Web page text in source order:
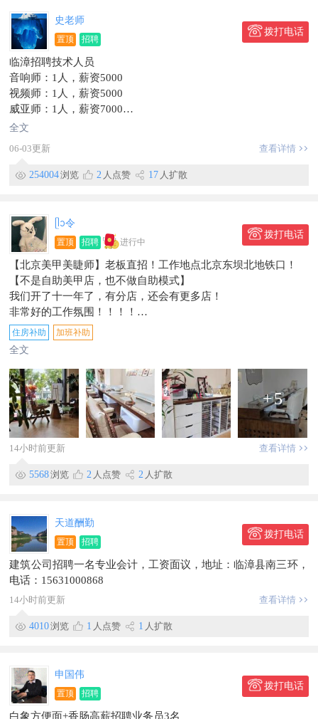
✅缴纳五险
✅薪资福利优厚，综合薪资4000+
✅免费学习会计专业知识，技能提升快
✅办公环境舒适，团队氛围好
欢迎咨询：
📱15003301170同微
📍地址：临漳县三环第二中西行100米路北笨鸟邦
史老师
置顶 招聘
拨打电话
临漳招聘技术人员
音响师：1人，薪资5000
视频师：1人，薪资5000
威亚师：1人，薪资7000
道具师：1人，薪资4000
机械控台：1人，薪资7000
特效控台：1人，薪资6000
要求有相关工作经验，能服从现场安排。
全文
06-03更新
查看详情
254004浏览 2 人点赞 17 人扩散
ᥫᩣ令
置顶 招聘 进行中
拨打电话
【北京美甲美睫师】老板直招！工作地点北京东坝北地铁口！
【不是自助美甲店，也不做自助模式】
我们开了十一年了，有分店，还会有更多店！
非常好的工作氛围！！！！
【岗位职责】
-负责美甲、美睫及彩绘服务，提供专业护理与设计；
-协助开展美甲美睫授课，指导新人成长；
-积极参与销售工作，提升客户消费体验与会员转化。
【职位要求】
-1-3年美甲/美睫相关经验，有授课或团队管理经验者优先；
-具备良好服务意识与沟通能力，能适应倒班工作制。
【工作时间】
倒班制，具体班次面议。
-提成：会员卡提成+顾客消费提成；
-奖金：节日加班奖金；
-福利：包住、加班补助、房补、免费工服。
住房补助 加班补助
全文
+5
14小时前更新 查看详情
5568浏览 2 人点赞 2 人扩散
天道酬勤
置顶 招聘
拨打电话
建筑公司招聘一名专业会计，工资面议，地址：临漳县南三环，
电话：15631000868
14小时前更新 查看详情
4010浏览 1 人点赞 1 人扩散
申国伟
置顶 招聘
拨打电话
白象方便面+香肠高薪招聘业务员3名